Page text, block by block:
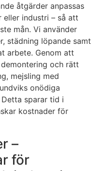
åtgärder anpassas
industri – så att
mån. Vi använder
städning löpande samt
arbete. Genom att
och rätt
mejsling med
onödiga
sparar tid i
kostnader för
–
för